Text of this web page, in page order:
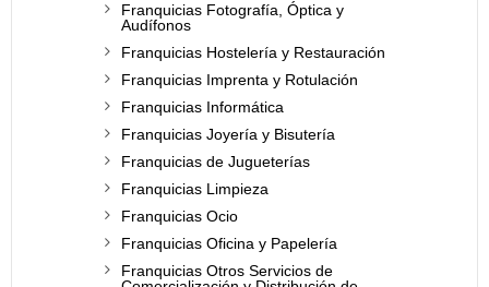
Franquicias Fotografía, Óptica y
Audífonos
Franquicias Hostelería y Restauración
Franquicias Imprenta y Rotulación
Franquicias Informática
Franquicias Joyería y Bisutería
Franquicias de Jugueterías
Franquicias Limpieza
Franquicias Ocio
Franquicias Oficina y Papelería
Franquicias Otros Servicios de